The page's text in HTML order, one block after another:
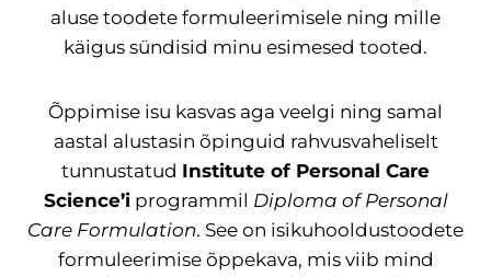
aluse toodete formuleerimisele ning mille
käigus sündisid minu esimesed tooted.
Õppimise isu kasvas aga veelgi ning samal
aastal alustasin õpinguid rahvusvaheliselt
tunnustatud Institute of Personal Care
Science’iprogrammil Diploma of Personal
Care Formulation. See on isikuhooldustoodete
formuleerimise õppekava, mis viib mind